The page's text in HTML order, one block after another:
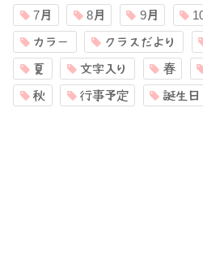
7月 8月 9月
カラー クラスだより
夏 文字入り 春
秋 行事予定 誕生日